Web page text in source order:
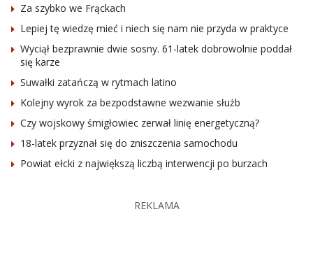
Za szybko we Frąckach
Lepiej tę wiedzę mieć i niech się nam nie przyda w praktyce
Wyciął bezprawnie dwie sosny. 61-latek dobrowolnie poddał
się karze
Suwałki zatańczą w rytmach latino
Kolejny wyrok za bezpodstawne wezwanie służb
Czy wojskowy śmigłowiec zerwał linię energetyczną?
18-latek przyznał się do zniszczenia samochodu
Powiat ełcki z największą liczbą interwencji po burzach
REKLAMA